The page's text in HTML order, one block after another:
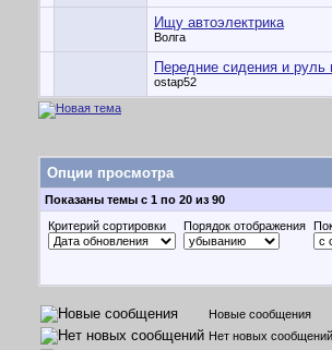
Ищу автоэлектрика
Волга
Передние сидения и руль
ostap52
Опции просмотра
Показаны темы с 1 по 20 из 90
Критерий сортировки
Порядок отображения
Новые сообщения
Нет новых сообщений